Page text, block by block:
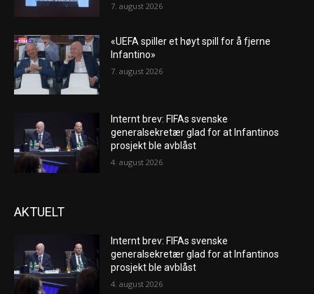
7. august 2026
«UEFA spiller et høyt spill for å fjerne
Infantino»
7. august 2026
Internt brev: FIFAs svenske
generalsekretær glad for at Infantinos
prosjekt ble avblåst
4. august 2026
AKTUELT
Internt brev: FIFAs svenske
generalsekretær glad for at Infantinos
prosjekt ble avblåst
4. august 2026